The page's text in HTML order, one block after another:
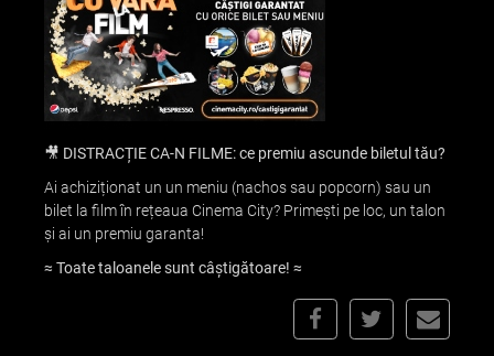
🎥 DISTRACȚIE CA-N FILME: ce premiu ascunde biletul tău?
Ai achiziționat un un meniu (nachos sau popcorn) sau un
bilet la film în rețeaua Cinema City? Primești pe loc, un talon
și ai un premiu garanta!
≈ Toate taloanele sunt câștigătoare! ≈